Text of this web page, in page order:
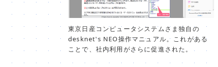
東京日産コンピュータシステムさま独自の
desknet's NEO操作マニュアル。これがある
ことで、社内利用がさらに促進された。